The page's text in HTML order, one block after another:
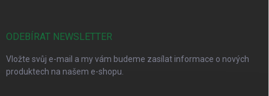
ODEBÍRAT NEWSLETTER
Vložte svůj e-mail a my vám budeme zasílat informace o nových
produktech na našem e-shopu.